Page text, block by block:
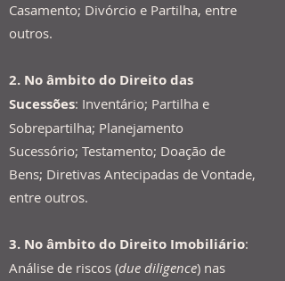
Casamento; Divórcio e Partilha, entre
outros.​
2. No âmbito do Direito das
Sucessões:​ Inventário; Partilha e
Sobrepartilha; Planejamento
Sucessório; Testamento; Doação de
Bens; Diretivas Antecipadas de Vontade,
entre outros.
3. No âmbito do Direito Imobiliário:
Análise de riscos (due diligence) nas